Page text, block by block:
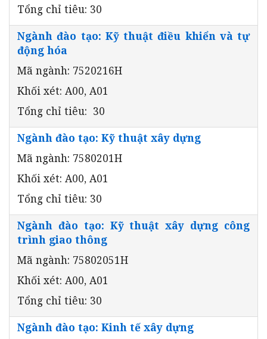
Tổng chỉ tiêu: 30
Ngành đào tạo: Kỹ thuật điều khiển và tự
động hóa
Mã ngành: 7520216H
Khối xét: A00, A01
Tổng chỉ tiêu: 30
Ngành đào tạo: Kỹ thuật xây dựng
Mã ngành: 7580201H
Khối xét: A00, A01
Tổng chỉ tiêu: 30
Ngành đào tạo: Kỹ thuật xây dựng công
trình giao thông
Mã ngành: 75802051H
Khối xét: A00, A01
Tổng chỉ tiêu: 30
Ngành đào tạo: Kinh tế xây dựng